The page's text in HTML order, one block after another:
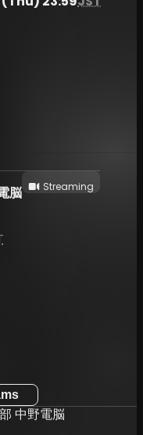
脳 Streaming
中野電脳